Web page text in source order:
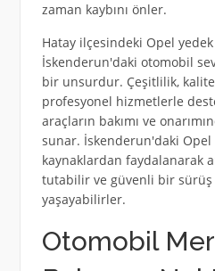
zaman kaybını önler.
Hatay ilçesindeki Opel
İskenderun'daki otomobil
bir unsurdur. Çeşitlilik,
profesyonel hizmetlerle
araçların bakımı ve
sunar. İskenderun'daki
kaynaklardan faydalanarak
tutabilir ve güvenli bir sürüş
yaşayabilirler.
Otomobil